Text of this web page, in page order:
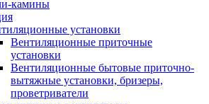
камины
установки
Вентиляционные приточные
установки
Вентиляционные бытовые приточно-
вытяжные установки, бризеры,
проветриватели